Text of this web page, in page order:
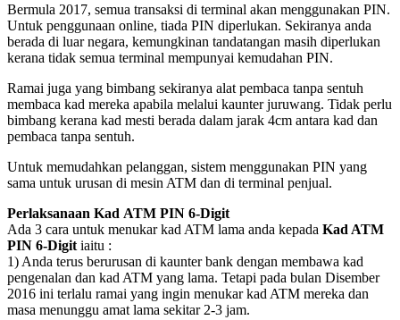
Bermula 2017, semua transaksi di terminal akan menggunakan PIN.
Untuk penggunaan online, tiada PIN diperlukan. Sekiranya anda
berada di luar negara, kemungkinan tandatangan masih diperlukan
kerana tidak semua terminal mempunyai kemudahan PIN.
Ramai juga yang bimbang sekiranya alat pembaca tanpa sentuh
membaca kad mereka apabila melalui kaunter juruwang. Tidak perlu
bimbang kerana kad mesti berada dalam jarak 4cm antara kad dan
pembaca tanpa sentuh.
Untuk memudahkan pelanggan, sistem menggunakan PIN yang
sama untuk urusan di mesin ATM dan di terminal penjual.
Perlaksanaan Kad ATM PIN 6-Digit
Ada 3 cara untuk menukar kad ATM lama anda kepada Kad ATM
PIN 6-Digit iaitu :
1) Anda terus berurusan di kaunter bank dengan membawa kad
pengenalan dan kad ATM yang lama. Tetapi pada bulan Disember
2016 ini terlalu ramai yang ingin menukar kad ATM mereka dan
masa menunggu amat lama sekitar 2-3 jam.